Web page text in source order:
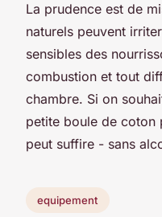
La prudence est de
naturels peuvent
sensibles des
combustion et tout
chambre. Si on
petite boule de coton
peut suffire - sans
equipement